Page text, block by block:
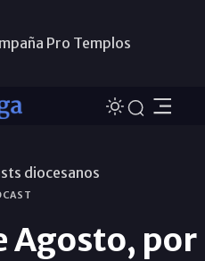
Pro Templos
diocesanos
Agosto, por